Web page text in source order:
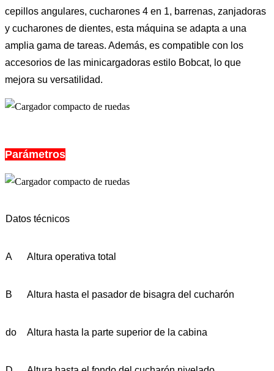
cepillos angulares, cucharones 4 en 1, barrenas, zanjadoras
y cucharones de dientes, esta máquina se adapta a una
amplia gama de tareas. Además, es compatible con los
accesorios de las minicargadoras estilo Bobcat, lo que
mejora su versatilidad.
Parámetros
Datos técnicos
A Altura operativa total
B Altura hasta el pasador de bisagra del cucharón
do Altura hasta la parte superior de la cabina